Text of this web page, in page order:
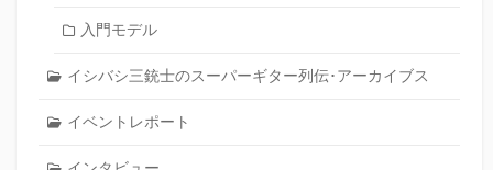
入門モデル
イシバシ三銃士のスーパーギター列伝･アーカイブス
イベントレポート